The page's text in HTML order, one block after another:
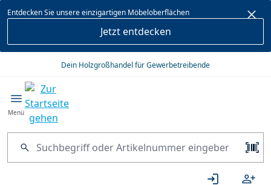
springen
Entdecken Sie unsere einzigartigen Möbeloberflächen
Jetzt entdecken
Dein Holzgroßhandel für Gewerbetreibende
Menü